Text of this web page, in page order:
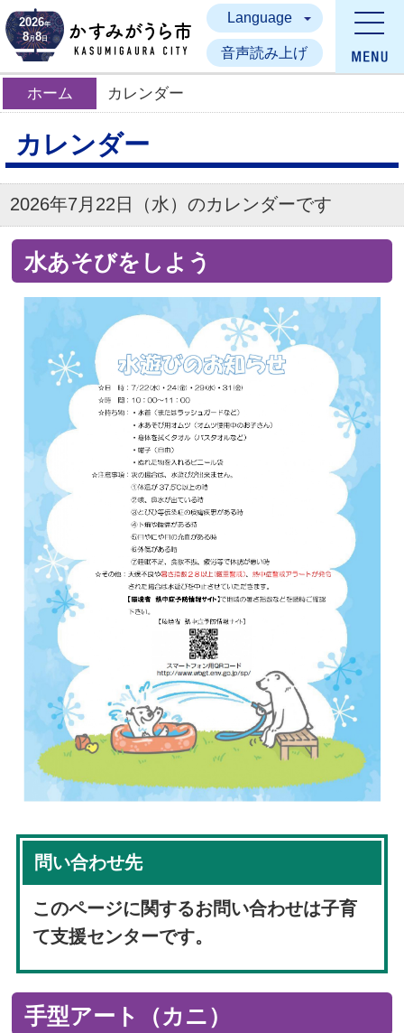
かすみがうら市
2026年
8月8日
Language
音声読み上げ
ホーム カレンダー
カレンダー
2026年7月22日（水）のカレンダーです
水あそびをしよう
問い合わせ先
このページに関するお問い合わせは子育
て支援センターです。
手型アート（カニ）